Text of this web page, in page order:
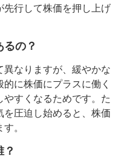
先行して株価を押し上げ
の？
なりますが、緩やかな
に株価にプラスに働く
すくなるためです。た
を圧迫し始めると、株価
。